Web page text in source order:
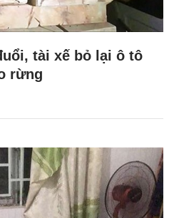
tài xế bỏ lại ô tô
rừng